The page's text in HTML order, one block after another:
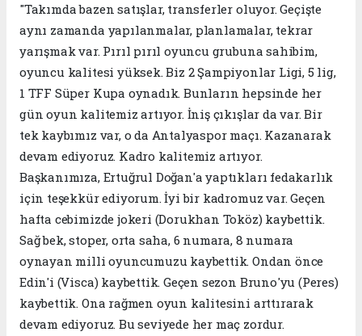
"Takımda bazen satışlar, transferler oluyor. Geçişte
aynı zamanda yapılanmalar, planlamalar, tekrar
yarışmak var. Pırıl pırıl oyuncu grubuna sahibim,
oyuncu kalitesi yüksek. Biz 2 Şampiyonlar Ligi, 5 lig,
1 TFF Süper Kupa oynadık. Bunların hepsinde her
gün oyun kalitemiz artıyor. İniş çıkışlar da var. Bir
tek kaybımız var, o da Antalyaspor maçı. Kazanarak
devam ediyoruz. Kadro kalitemiz artıyor.
Başkanımıza, Ertuğrul Doğan'a yaptıkları fedakarlık
için teşekkür ediyorum. İyi bir kadromuz var. Geçen
hafta cebimizde jokeri (Dorukhan Toköz) kaybettik.
Sağ bek, stoper, orta saha, 6 numara, 8 numara
oynayan milli oyuncumuzu kaybettik. Ondan önce
Edin'i (Visca) kaybettik. Geçen sezon Bruno'yu (Peres)
kaybettik. Ona rağmen oyun kalitesini arttırarak
devam ediyoruz. Bu seviyede her maç zordur.